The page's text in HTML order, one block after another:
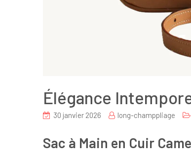
Élégance
30 janvier 2026 long-champpliage
Sac à Main en Cuir